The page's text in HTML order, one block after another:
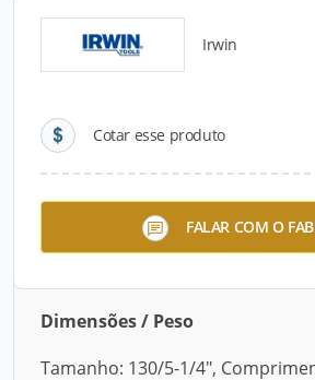
Irwin
Cotar esse produto
FALAR COM O
Detalhes do
Descrição do Produto
Mini alicate de bico longo reto
Dimensões / Peso
Tamanho: 130/5-1/4",